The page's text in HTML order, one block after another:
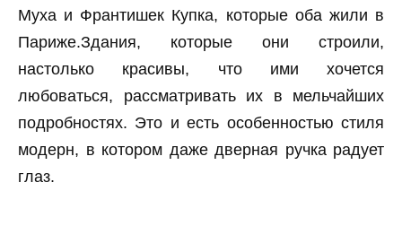
Муха и Франтишек Купка, которые оба жили в
Париже.Здания, которые они строили,
настолько красивы, что ими хочется
любоваться, рассматривать их в мельчайших
подробностях. Это и есть особенностью стиля
модерн, в котором даже дверная ручка радует
глаз.